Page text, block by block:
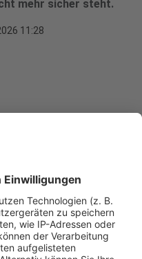
mehr sicher steht.
11:28
nicht mehr sicher
Spielplatz an der
muss gefällt
in Rheidt-
und Pilzbefall